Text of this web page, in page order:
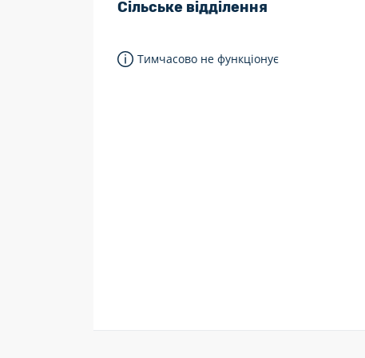
Працюють у вихідні
Сільське відділення
Тимчасово не функціонує